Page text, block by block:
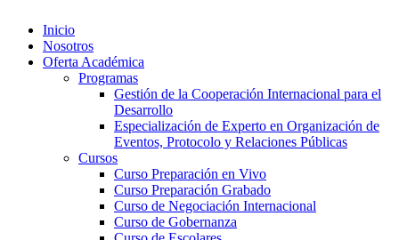
Inicio
Nosotros
Oferta Académica
Programas
Gestión de la Cooperación Internacional para el
Desarrollo
Especialización de Experto en Organización de
Eventos, Protocolo y Relaciones Públicas
Cursos
Curso Preparación en Vivo
Curso Preparación Grabado
Curso de Negociación Internacional
Curso de Gobernanza